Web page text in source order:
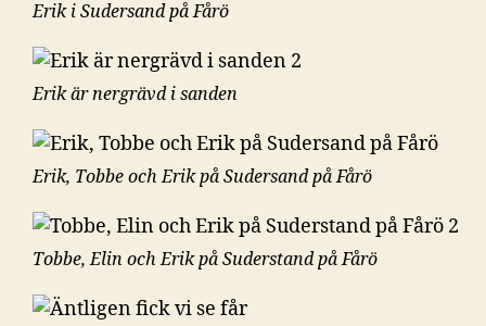
Erik i Sudersand på Fårö
Erik är nergrävd i sanden
Erik, Tobbe och Erik på Sudersand på Fårö
Tobbe, Elin och Erik på Suderstand på Fårö